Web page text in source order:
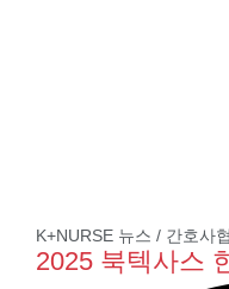
K+NURSE 뉴스 / 간호사
2025 북텍사스